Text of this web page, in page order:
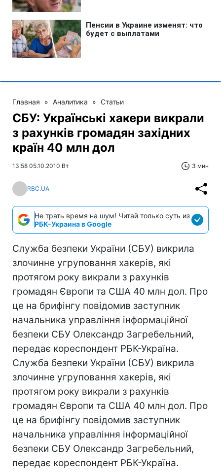
Главная » Аналитика » Статьи
СБУ: Українські хакери викрали
з рахунків громадян західних
країн 40 млн дол
13:58 05.10.2010 Вт 3 мин
RBC.UA
Не трать время на шум! Читай только суть из
РБК-Украина в Google
Служба безпеки України (СБУ) викрила
злочинне угруповання хакерів, які
протягом року викрали з рахунків
громадян Європи та США 40 млн дол. Про
це на брифінгу повідомив заступник
начальника управління інформаційної
безпеки СБУ Олександр Загребельний,
передає кореспондент РБК-Україна.
Служба безпеки України (СБУ) викрила
злочинне угруповання хакерів, які
протягом року викрали з рахунків
громадян Європи та США 40 млн дол. Про
це на брифінгу повідомив заступник
начальника управління інформаційної
безпеки СБУ Олександр Загребельний,
передає кореспондент РБК-Україна.